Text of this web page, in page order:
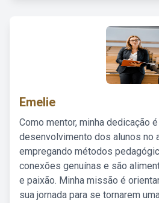
Emelie
Como mentor, minha dedicação
desenvolvimento dos alunos no
empregando métodos
conexões genuínas e são
e paixão. Minha missão é
sua jornada para se tornarem